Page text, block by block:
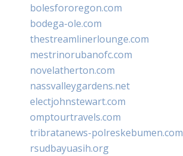
bolesfororegon.com
bodega-ole.com
thestreamlinerlounge.com
mestrinorubanofc.com
novelatherton.com
nassvalleygardens.net
electjohnstewart.com
omptourtravels.com
tribratanews-polreskebumen.com
rsudbayuasih.org